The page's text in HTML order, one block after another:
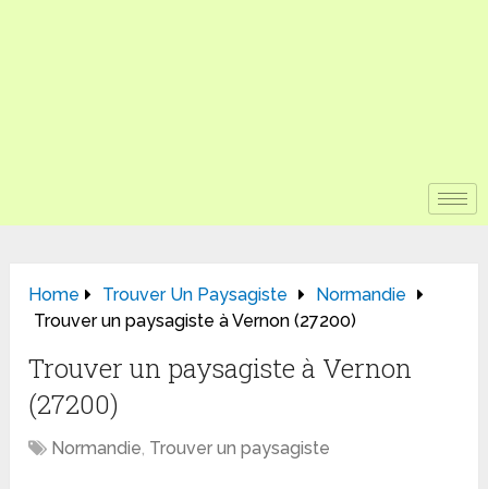
Home Trouver Un Paysagiste
Normandie
Trouver un paysagiste à Vernon (27200)
Trouver un paysagiste à Vernon
(27200)
Normandie, Trouver un paysagiste